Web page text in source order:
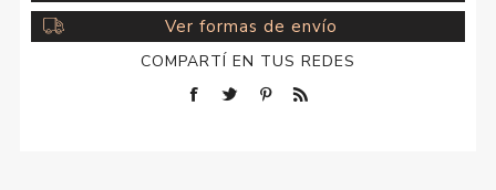
Ver formas de envío
COMPARTÍ EN TUS REDES